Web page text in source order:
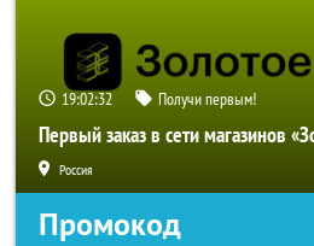
19:02:30 Получи первым!
Первый заказ в сети магазинов
Россия
Промокод